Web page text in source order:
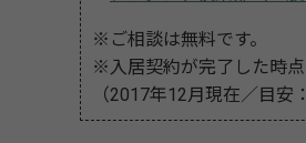
※ご相談は無料です。
※入居契約が完了した時点
（2017年12月現在／目